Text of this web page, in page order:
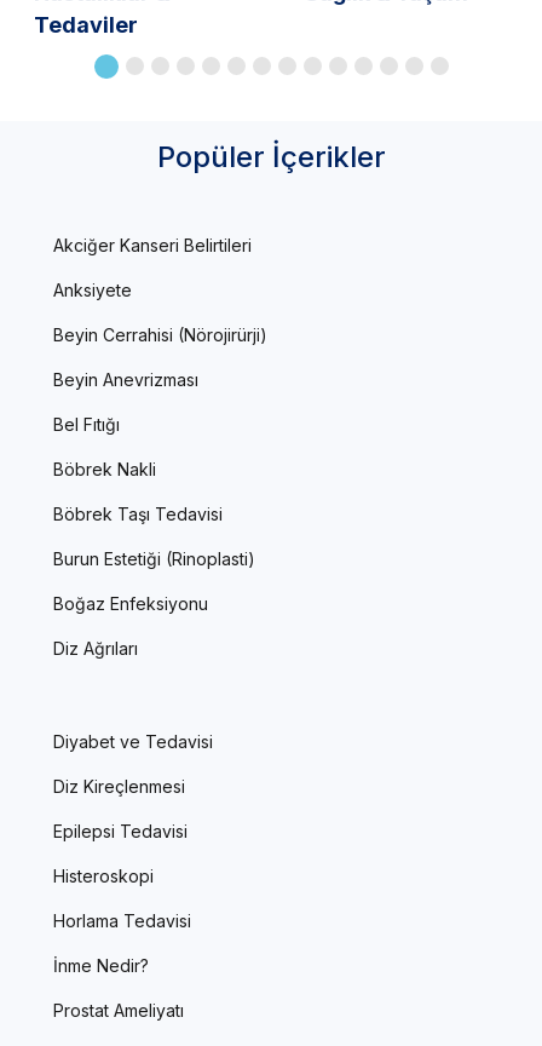
Tedaviler
Popüler İçerikler
Akciğer Kanseri Belirtileri
Anksiyete
Beyin Cerrahisi (Nörojirürji)
Beyin Anevrizması
Bel Fıtığı
Böbrek Nakli
Böbrek Taşı Tedavisi
Burun Estetiği (Rinoplasti)
Boğaz Enfeksiyonu
Diz Ağrıları
Diyabet ve Tedavisi
Diz Kireçlenmesi
Epilepsi Tedavisi
Histeroskopi
Horlama Tedavisi
İnme Nedir?
Prostat Ameliyatı